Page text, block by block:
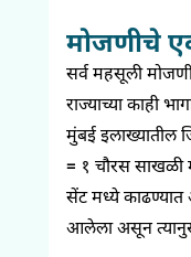
मोजणीचे
सर्व महसूली
राज्याच्या काही
मुंबई इलाख्यातील
= १ चौरस
सेंट मध्ये
आलेला असून